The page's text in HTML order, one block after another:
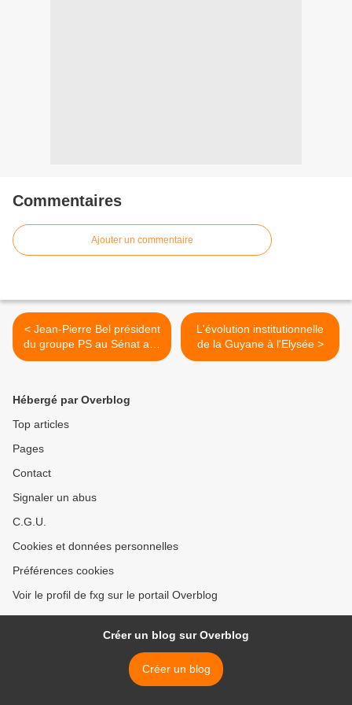
Commentaires
Ajouter un commentaire
< Jean-Pierre Bel président
du groupe PS au Sénat aux
Antilles-Guyane
L'évolution institutionnelle
de la Guyane à l'Elysée >
Hébergé par Overblog
Top articles
Pages
Contact
Signaler un abus
C.G.U.
Cookies et données personnelles
Préférences cookies
Voir le profil de fxg sur le portail Overblog
Créer un blog sur Overblog
Créer un blog